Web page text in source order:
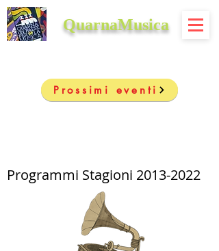
QuarnaMusica
Prossimi eventi
Programmi Stagioni 2013-2022